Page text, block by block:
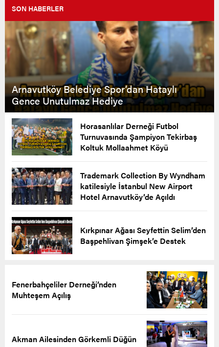
SON HABERLER
Arnavutköy Belediye Spor’dan Hataylı
Gence Unutulmaz Hediye
Horasanlılar Derneği Futbol
Turnuvasında Şampiyon Tekirbaş
Koltuk Mollaahmet Köyü
Trademark Collection By Wyndham
katilesiyle İstanbul New Airport
Hotel Arnavutköy’de Açıldı
Kırkpınar Ağası Seyfettin Selim’den
Başpehlivan Şimşek’e Destek
Fenerbahçeliler Derneği’nden
Muhteşem Açılış
Akman Ailesinden Görkemli Düğün